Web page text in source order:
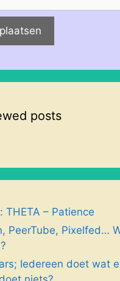
posts
THETA – Patience
PeerTube, Pixelfed…
Iedereen doet wat